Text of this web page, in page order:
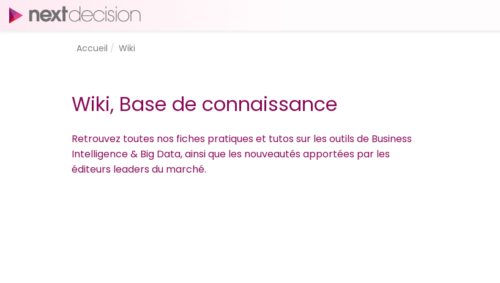
Accueil Wiki
Wiki, Base de connaissance
Retrouvez toutes nos fiches pratiques et tutos sur les outils de Business
Intelligence & Big Data, ainsi que les nouveautés apportées par les
éditeurs leaders du marché.